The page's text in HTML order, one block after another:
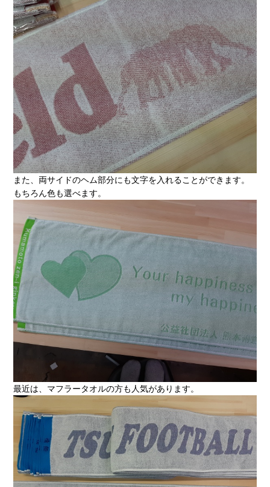
また、両サイドのヘム部分にも文字を入れることができます。
もちろん色も選べます。
最近は、マフラータオルの方も人気があります。